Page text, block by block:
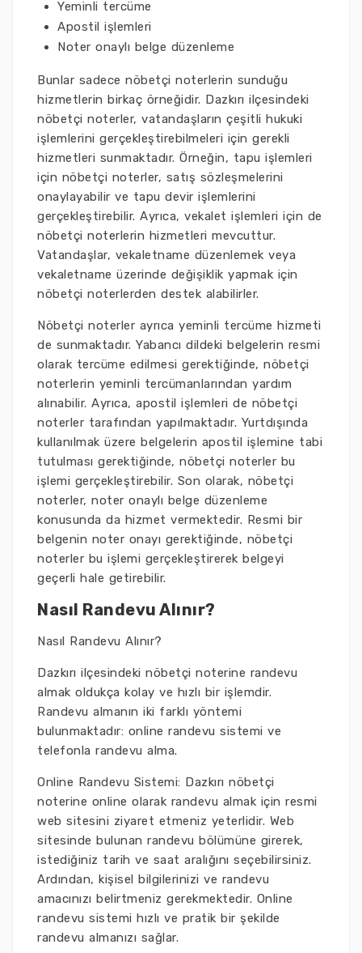
Yeminli tercüme
Apostil işlemleri
Noter onaylı belge düzenleme
Bunlar sadece nöbetçi noterlerin sunduğu
hizmetlerin birkaç örneğidir. Dazkırı ilçesindeki
nöbetçi noterler, vatandaşların çeşitli hukuki
işlemlerini gerçekleştirebilmeleri için gerekli
hizmetleri sunmaktadır. Örneğin, tapu işlemleri
için nöbetçi noterler, satış sözleşmelerini
onaylayabilir ve tapu devir işlemlerini
gerçekleştirebilir. Ayrıca, vekalet işlemleri için de
nöbetçi noterlerin hizmetleri mevcuttur.
Vatandaşlar, vekaletname düzenlemek veya
vekaletname üzerinde değişiklik yapmak için
nöbetçi noterlerden destek alabilirler.
Nöbetçi noterler ayrıca yeminli tercüme hizmeti
de sunmaktadır. Yabancı dildeki belgelerin resmi
olarak tercüme edilmesi gerektiğinde, nöbetçi
noterlerin yeminli tercümanlarından yardım
alınabilir. Ayrıca, apostil işlemleri de nöbetçi
noterler tarafından yapılmaktadır. Yurtdışında
kullanılmak üzere belgelerin apostil işlemine tabi
tutulması gerektiğinde, nöbetçi noterler bu
işlemi gerçekleştirebilir. Son olarak, nöbetçi
noterler, noter onaylı belge düzenleme
konusunda da hizmet vermektedir. Resmi bir
belgenin noter onayı gerektiğinde, nöbetçi
noterler bu işlemi gerçekleştirerek belgeyi
geçerli hale getirebilir.
Nasıl Randevu Alınır?
Nasıl Randevu Alınır?
Dazkırı ilçesindeki nöbetçi noterine randevu
almak oldukça kolay ve hızlı bir işlemdir.
Randevu almanın iki farklı yöntemi
bulunmaktadır: online randevu sistemi ve
telefonla randevu alma.
Online Randevu Sistemi: Dazkırı nöbetçi
noterine online olarak randevu almak için resmi
web sitesini ziyaret etmeniz yeterlidir. Web
sitesinde bulunan randevu bölümüne girerek,
istediğiniz tarih ve saat aralığını seçebilirsiniz.
Ardından, kişisel bilgilerinizi ve randevu
amacınızı belirtmeniz gerekmektedir. Online
randevu sistemi hızlı ve pratik bir şekilde
randevu almanızı sağlar.